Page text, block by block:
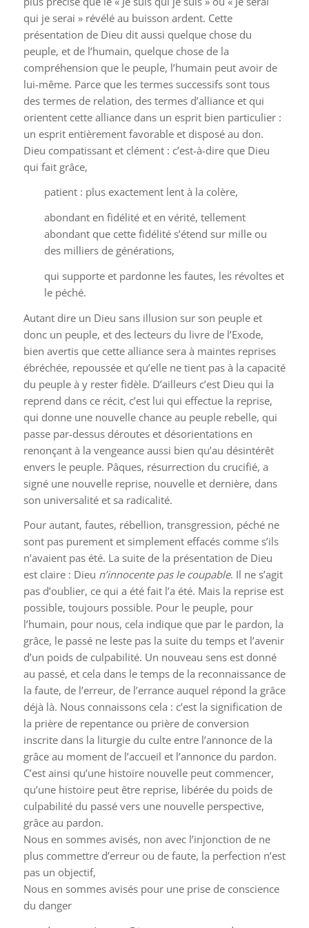
qui je serai » révélé au buisson ardent. Cette
présentation de Dieu dit aussi quelque chose du
peuple, et de l’humain, quelque chose de la
compréhension que le peuple, l’humain peut avoir de
lui-même. Parce que les termes successifs sont tous
des termes de relation, des termes d’alliance et qui
orientent cette alliance dans un esprit bien particulier :
un esprit entièrement favorable et disposé au don.
Dieu compatissant et clément : c’est-à-dire que Dieu
qui fait grâce,
patient : plus exactement lent à la colère,
abondant en fidélité et en vérité, tellement
abondant que cette fidélité s’étend sur mille ou
des milliers de générations,
qui supporte et pardonne les fautes, les révoltes et
le péché.
Autant dire un Dieu sans illusion sur son peuple et
donc un peuple, et des lecteurs du livre de l’Exode,
bien avertis que cette alliance sera à maintes reprises
ébréchée, repoussée et qu’elle ne tient pas à la capacité
du peuple à y rester fidèle. D’ailleurs c’est Dieu qui la
reprend dans ce récit, c’est lui qui effectue la reprise,
qui donne une nouvelle chance au peuple rebelle, qui
passe par-dessus déroutes et désorientations en
renonçant à la vengeance aussi bien qu’au désintérêt
envers le peuple. Pâques, résurrection du crucifié, a
signé une nouvelle reprise, nouvelle et dernière, dans
son universalité et sa radicalité.
Pour autant, fautes, rébellion, transgression, péché ne
sont pas purement et simplement effacés comme s’ils
n’avaient pas été. La suite de la présentation de Dieu
est claire : Dieu n’innocente pas le coupable. Il ne s’agit
pas d’oublier, ce qui a été fait l’a été. Mais la reprise est
possible, toujours possible. Pour le peuple, pour
l’humain, pour nous, cela indique que par le pardon, la
grâce, le passé ne leste pas la suite du temps et l’avenir
d’un poids de culpabilité. Un nouveau sens est donné
au passé, et cela dans le temps de la reconnaissance de
la faute, de l’erreur, de l’errance auquel répond la grâce
déjà là. Nous connaissons cela : c’est la signification de
la prière de repentance ou prière de conversion
inscrite dans la liturgie du culte entre l’annonce de la
grâce au moment de l’accueil et l’annonce du pardon.
C’est ainsi qu’une histoire nouvelle peut commencer,
qu’une histoire peut être reprise, libérée du poids de
culpabilité du passé vers une nouvelle perspective,
grâce au pardon.
Nous en sommes avisés, non avec l’injonction de ne
plus commettre d’erreur ou de faute, la perfection n’est
pas un objectif,
Nous en sommes avisés pour une prise de conscience
du danger